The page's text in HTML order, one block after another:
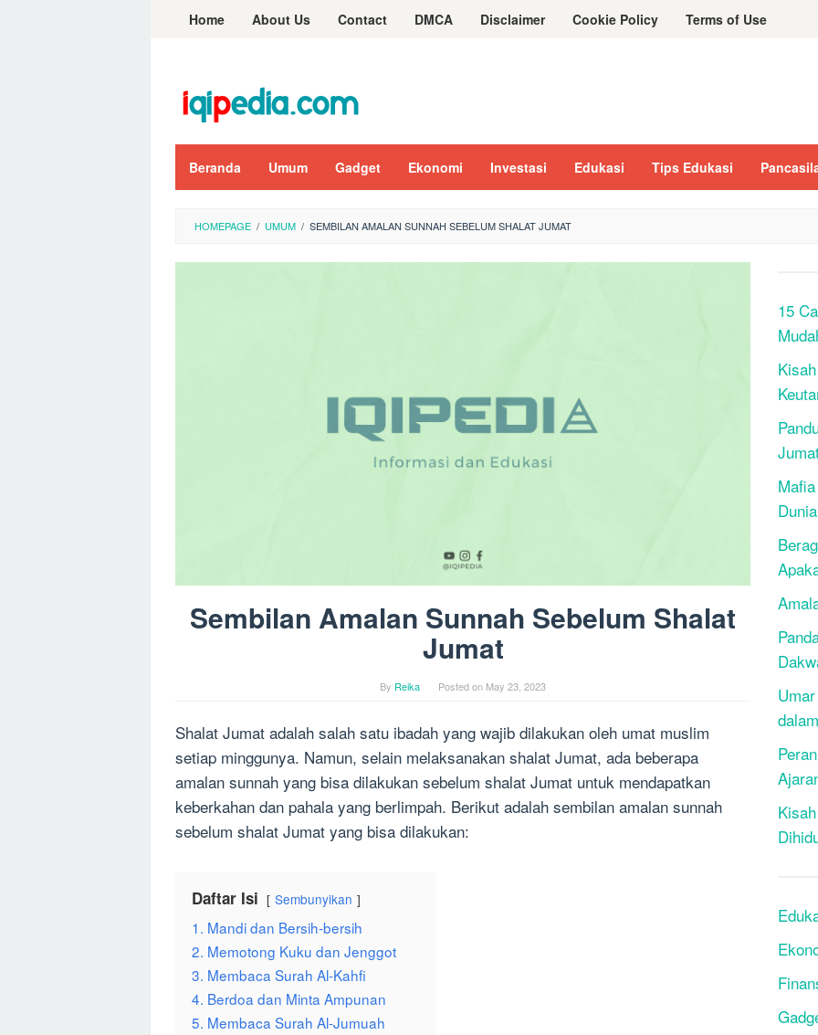
Home About Us Contact DMCA Disclaimer Cookie Policy Terms of Use
Beranda Umum Gadget Ekonomi Investasi Edukasi Tips Edukasi
HOMEPAGE / UMUM / SEMBILAN AMALAN SUNNAH SEBELUM SHALAT JUMAT
Sembilan Amalan Sunnah Sebelum Shalat
Jumat
By Reika Posted on May 23, 2023
Shalat Jumat adalah salah satu ibadah yang wajib dilakukan oleh umat muslim
setiap minggunya. Namun, selain melaksanakan shalat Jumat, ada beberapa
amalan sunnah yang bisa dilakukan sebelum shalat Jumat untuk mendapatkan
keberkahan dan pahala yang berlimpah. Berikut adalah sembilan amalan sunnah
sebelum shalat Jumat yang bisa dilakukan:
Daftar Isi Sembunyikan
1. Mandi dan Bersih-bersih
2. Memotong Kuku dan Jenggot
3. Membaca Surah Al-Kahfi
4. Berdoa dan Minta Ampunan
5. Membaca Surah Al-Jumuah
15